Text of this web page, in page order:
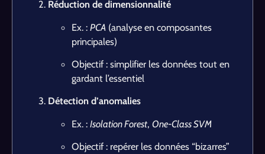
Réduction de dimensionnalité
Ex. : PCA (analyse en composantes
principales)
Objectif : simplifier les données tout en
gardant l’essentiel
Détection d’anomalies
Ex. : Isolation Forest, One-Class SVM
Objectif : repérer les données “bizarres”